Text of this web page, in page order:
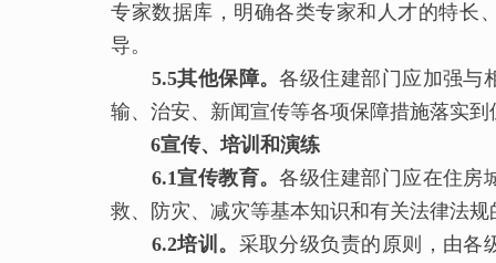
专家数据库，明确各类专家和人才的特长
导。
5.5其他保障。各级住建部门应加强与
输、治安、新闻宣传等各项保障措施落实到
6宣传、培训和演练
6.1宣传教育。各级住建部门应在住房
救、防灾、减灾等基本知识和有关法律法
6.2培训。 采取分级负责的原则，由各